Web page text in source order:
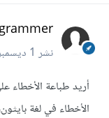
نشر1 ديسمبر 2015
أريد طباعة الأخطاء
الأخطاء في لغة